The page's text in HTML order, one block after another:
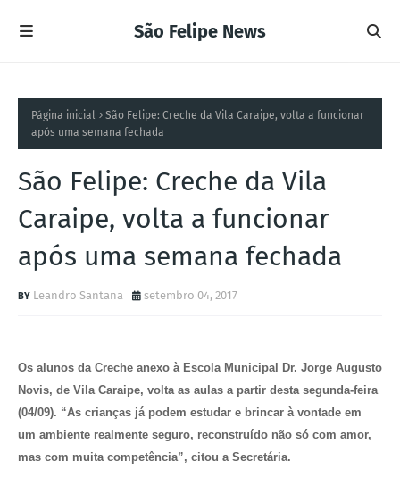
São Felipe News
Página inicial
São Felipe: Creche da Vila Caraipe, volta a funcionar
após uma semana fechada
São Felipe: Creche da Vila
Caraipe, volta a funcionar
após uma semana fechada
Leandro Santana setembro 04, 2017
Os alunos da Creche anexo à Escola Municipal Dr. Jorge Augusto
Novis, de Vila Caraipe, volta as aulas a partir desta segunda-feira
(04/09). “As crianças já podem estudar e brincar à vontade em
um ambiente realmente seguro, reconstruído não só com amor,
mas com muita competência”, citou a Secretária.